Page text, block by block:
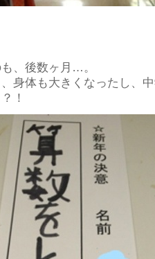
、後数ヶ月…。
身体も大きくなったし、
！